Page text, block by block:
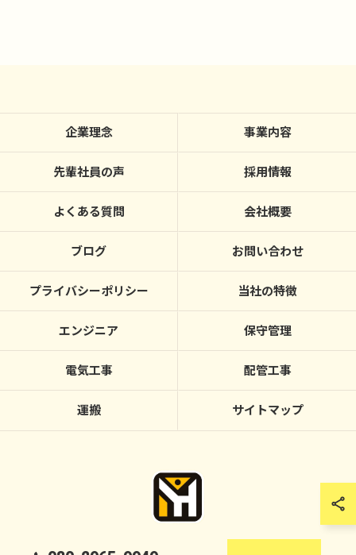
企業理念 事業内容
先輩社員の声 採用情報
よくある質問 会社概要
ブログ お問い合わせ
プライバシーポリシー 当社の特徴
エンジニア 保守管理
電気工事 配管工事
運搬 サイトマップ